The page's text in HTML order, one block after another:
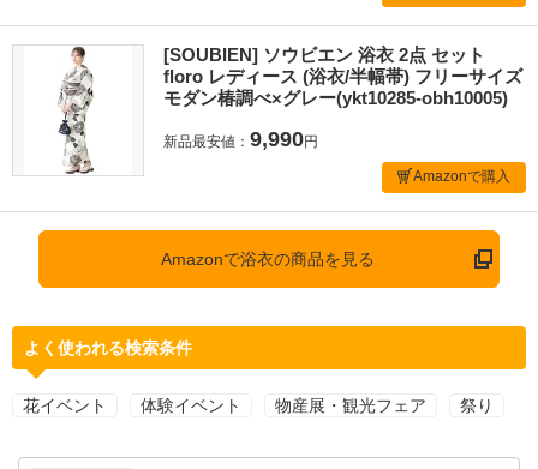
[SOUBIEN] ソウビエン 浴衣 2点 セット
floro レディース (浴衣/半幅帯) フリーサイズ
モダン椿調べ×グレー(ykt10285-obh10005)
新品最安値： 9,990円
Amazonで購入
Amazonで浴衣の商品を見る
よく使われる検索条件
花イベント 体験イベント 物産展・観光フェア 祭り